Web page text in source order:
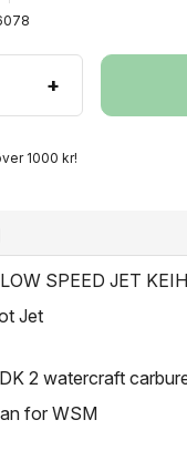
+
1000 kr!
SPEED JET
Jet
2 watercraft
for WSM